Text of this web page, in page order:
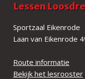
Lessen
Sportzaal Eikenrode
Laan van Eikenrode
Route informatie
Bekijk het lesrooster